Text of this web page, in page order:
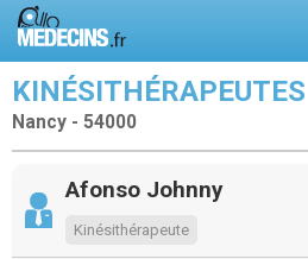
KINÉSITHÉRAPEUTES
Nancy - 54000
Afonso Johnny
Kinésithérapeute